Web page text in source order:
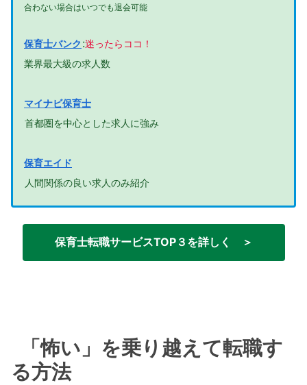
合わない場合はいつでも退会可能
保育士バンク :迷ったらココ！
業界最大級の求人数
マイナビ保育士
首都圏を中心とした求人に強み
保育エイド
人間関係の良い求人のみ紹介
保育士転職サービスTOP３を詳しく ＞
「怖い」を乗り越えて転職す
る方法